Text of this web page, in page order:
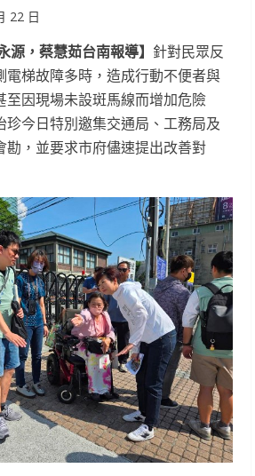
22 日
源，蔡慧茹台南報導】 針對民眾反
電梯故障多時，造成行動不便者與
至因現場未設斑馬線而增加危險
珍今日特別邀集交通局、工務局及
勘，並要求市府儘速提出改善對